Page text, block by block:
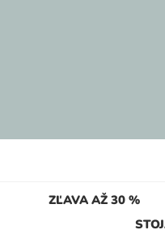
ZĽAVA AŽ 30 %